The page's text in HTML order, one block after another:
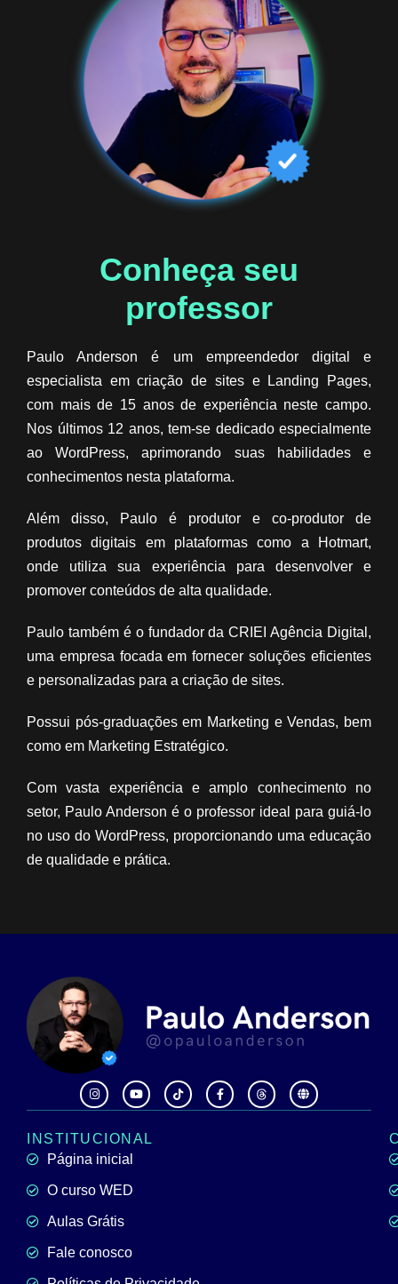
Conheça seu
professor​
Paulo Anderson é um empreendedor digital e
especialista em criação de sites e Landing Pages,
com mais de 15 anos de experiência neste campo.
Nos últimos 12 anos, tem-se dedicado especialmente
ao WordPress, aprimorando suas habilidades e
conhecimentos nesta plataforma.
Além disso, Paulo é produtor e co-produtor de
produtos digitais em plataformas como a Hotmart,
onde utiliza sua experiência para desenvolver e
promover conteúdos de alta qualidade.
Paulo também é o fundador da CRIEI Agência Digital,
uma empresa focada em fornecer soluções eficientes
e personalizadas para a criação de sites.
Possui pós-graduações em Marketing e Vendas, bem
como em Marketing Estratégico.
Com vasta experiência e amplo conhecimento no
setor, Paulo Anderson é o professor ideal para guiá-lo
no uso do WordPress, proporcionando uma educação
de qualidade e prática.
INSTITUCIONAL
Página inicial
O curso WED
Aulas Grátis
Fale conosco